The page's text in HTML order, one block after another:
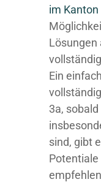
im K
Lösungen
Ein
3a,
sind, gibt
Potentiale